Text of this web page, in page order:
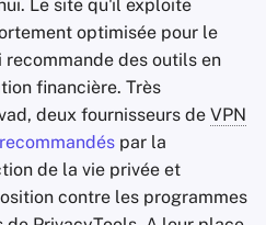
Le site qu'il exploite
optimisée pour le
des outils en
financière. Très
deux fournisseurs de VPN
recommandés par la
de la vie privée et
contre les programmes